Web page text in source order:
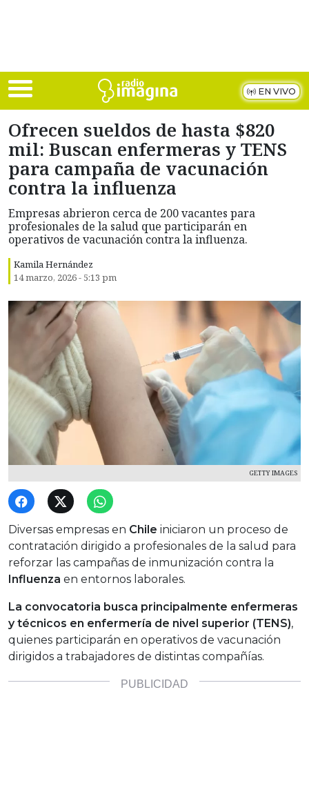
EN VIVO
Ofrecen sueldos de hasta $820
mil: Buscan enfermeras y TENS
para campaña de vacunación
contra la influenza
Empresas abrieron cerca de 200 vacantes para
profesionales de la salud que participarán en
operativos de vacunación contra la influenza.
Kamila Hernández
14 marzo, 2026 - 5:13 pm
GETTY IMAGES
Diversas empresas en Chile iniciaron un proceso de
contratación dirigido a profesionales de la salud para
reforzar las campañas de inmunización contra la
Influenza en entornos laborales.
La convocatoria busca principalmente enfermeras
y técnicos en enfermería de nivel superior (TENS),
quienes participarán en operativos de vacunación
dirigidos a trabajadores de distintas compañías.